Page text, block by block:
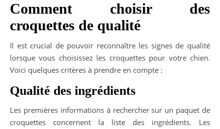
Comment choisir des
croquettes de qualité
Il est crucial de pouvoir reconnaître les signes de qualité
lorsque vous choisissez les croquettes pour votre chien.
Voici quelques critères à prendre en compte :
Qualité des ingrédients
Les premières informations à rechercher sur un paquet de
croquettes concernent la liste des ingrédients. Les